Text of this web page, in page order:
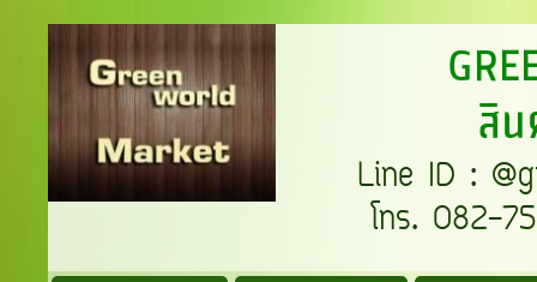
สิ
Line ID :
โทร. 082-